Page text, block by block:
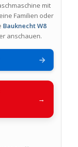
mit
Familien oder
Bauknecht W8
anschauen.
→